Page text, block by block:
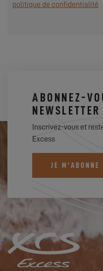
politique de confidentialité
ABONNEZ-
Inscrivez-vous et
Excess
JE M'ABONNE